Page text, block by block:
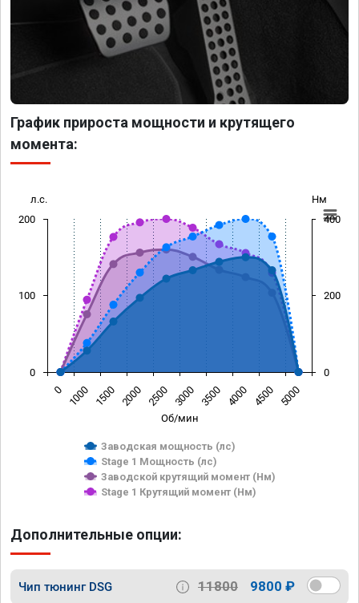
График прироста мощности и крутящего
момента:
Об/мин
л.с. Нм
Заводская мощность (лс)
Stage 1 Мощность (лс)
Заводской крутящий момент (Нм)
Stage 1 Крутящий момент (Нм)
0 1000 1500 2000 2500 3000 3500 4000 4500 5000
0
100
200
0
200
400
Дополнительные опции:
Чип тюнинг DSG 11800 9800 ₽